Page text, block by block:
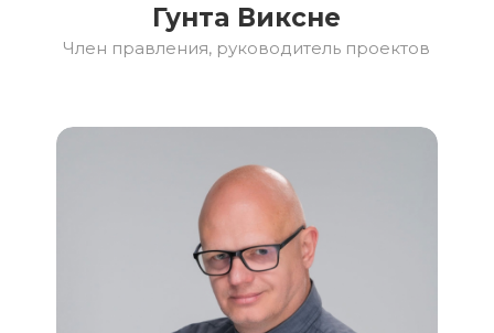
Гунта Виксне
Член правления, руководитель проектов